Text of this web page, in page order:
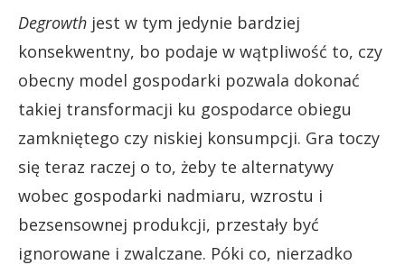
Degrowth jest w tym jedynie bardziej
konsekwentny, bo podaje w wątpliwość to, czy
obecny model gospodarki pozwala dokonać
takiej transformacji ku gospodarce obiegu
zamkniętego czy niskiej konsumpcji. Gra toczy
się teraz raczej o to, żeby te alternatywy
wobec gospodarki nadmiaru, wzrostu i
bezsensownej produkcji, przestały być
ignorowane i zwalczane. Póki co, nierzadko